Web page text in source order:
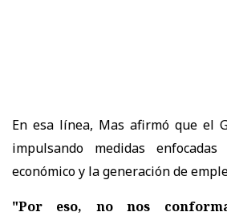
En esa línea, Mas afirmó que el
impulsando medidas
económico y la generación de
"Por eso, no nos